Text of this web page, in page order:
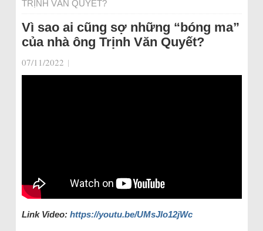
TRỊNH VĂN QUYẾT?
Vì sao ai cũng sợ những “bóng ma”
của nhà ông Trịnh Văn Quyết?
07/11/2022 |
Link Video: https://youtu.be/UMsJlo12jWc